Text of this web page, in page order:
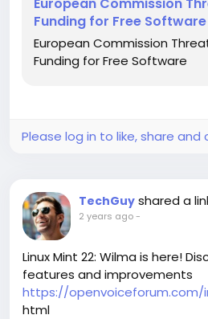
Funding for Free Software
European Commission
Funding for Free Software
Please log in to like, share
TechGuy shared a
2 years ago-
Linux Mint 22: Wilma is here!
features and improvements
https://openvoiceforum.com/
html